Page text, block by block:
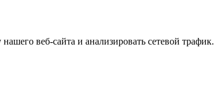
веб-сайта и анализировать сетевой трафик.